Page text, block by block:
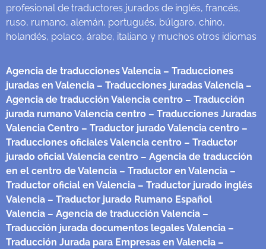
profesional de traductores jurados de inglés, francés,
ruso, rumano, alemán, portugués, búlgaro, chino,
holandés, polaco, árabe, italiano y muchos otros idiomas
Agencia de traducciones Valencia – Traducciones
juradas en Valencia – Traducciones juradas Valencia –
Agencia de traducción Valencia centro – Traducción
jurada rumano Valencia centro – Traducciones Juradas
Valencia Centro – Traductor jurado Valencia centro –
Traducciones oficiales Valencia centro – Traductor
jurado oficial Valencia centro – Agencia de traducción
en el centro de Valencia – Traductor en Valencia –
Traductor oficial en Valencia – Traductor jurado inglés
Valencia – Traductor jurado Rumano Español
Valencia – Agencia de traducción Valencia –
Traducción jurada documentos legales Valencia –
Traducción Jurada para Empresas en Valencia –